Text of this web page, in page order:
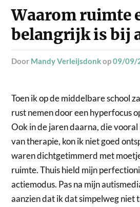
Waarom ruimte
belangrijk is bij
door Mandy Verleijsdonkop09/09/
Toen ik op de middelbare school
rust nemen door een hyperfocus
Ook in de jaren daarna, die
van therapie, kon ik niet goed
waren dichtgetimmerd met
ruimte. Thuis hield mijn
actiemodus. Pas na mijn
aanzien dat ik dat simpelweg niet